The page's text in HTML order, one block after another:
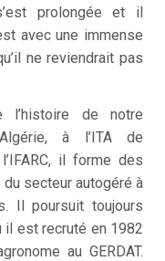
prolongée et il
avec une immense
ne reviendrait pas
l’histoire de notre
à l’ITA de
il forme des
secteur autogéré à
Il poursuit toujours
il est recruté en 1982
au GERDAT.